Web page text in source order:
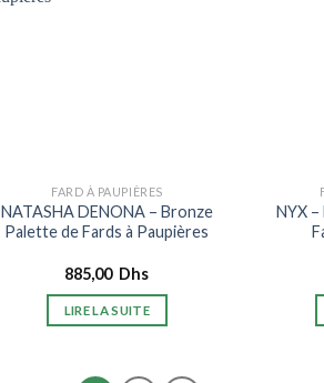
FARD À PAUPIÈRES
NATASHA DENONA – Bronze
Palette de Fards à Paupières
885,00 Dhs
LIRE LA SUITE
NYX